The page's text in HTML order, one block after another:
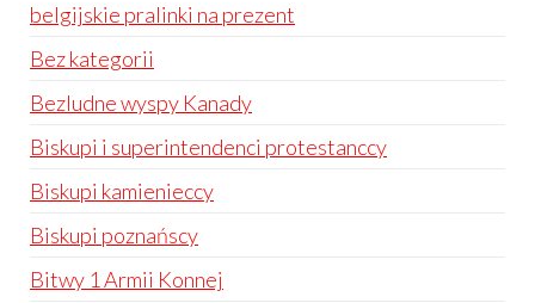
belgijskie pralinki na prezent
Bez kategorii
Bezludne wyspy Kanady
Biskupi i superintendenci protestanccy
Biskupi kamienieccy
Biskupi poznańscy
Bitwy 1 Armii Konnej